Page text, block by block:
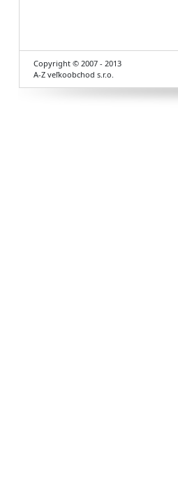
Copyright © 2007 - 2013
A-Z veľkoobchod s.r.o.